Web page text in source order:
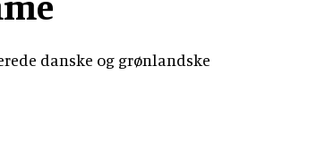
Kommende
Udforsk
tidsskrift
Jesus'
og
Dåbsgaver
og
Bibellæseplanen
Download
danske og grønlandske